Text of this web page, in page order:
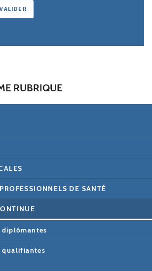
RUBRIQUE
DE SANTÉ
diplômantes
qualifiantes